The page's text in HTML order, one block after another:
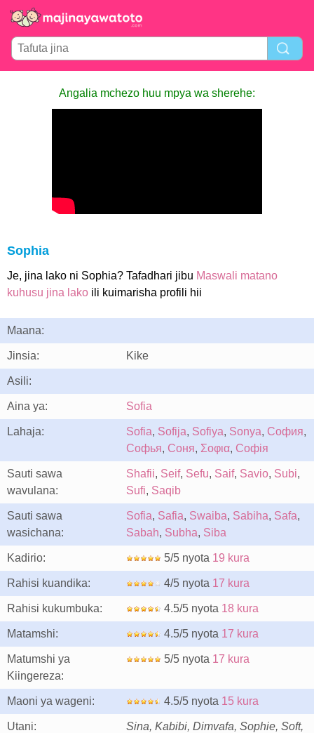
Angalia mchezo huu mpya wa sherehe:
Sophia
Je, jina lako ni Sophia? Tafadhari jibu Maswali matano
kuhusu jina lako ili kuimarisha profili hii
Maana:
Jinsia: Kike
Asili:
Aina ya: Sofia
Lahaja: Sofia, Sofija, Sofiya, Sonya, София,
Софья, Соня, Σοφια, Софія
Sauti sawa
wavulana:
Shafii, Seif, Sefu, Saif, Savio, Subi,
Sufi, Saqib
Sauti sawa
wasichana:
Sofia, Safia, Swaiba, Sabiha, Safa,
Sabah, Subha, Siba
Kadirio: 5/5 nyota 19 kura
Rahisi kuandika: 4/5 nyota 17 kura
Rahisi kukumbuka: 4.5/5 nyota 18 kura
Matamshi: 4.5/5 nyota 17 kura
Matumshi ya
Kiingereza:
5/5 nyota 17 kura
Maoni ya wageni: 4.5/5 nyota 15 kura
Utani:
Sina, Kabibi, Dimvafa, Sophie, Soft,